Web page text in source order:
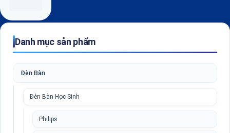
Danh mục sản phẩm
Đèn Bàn
Đèn Bàn Học Sinh
Philips